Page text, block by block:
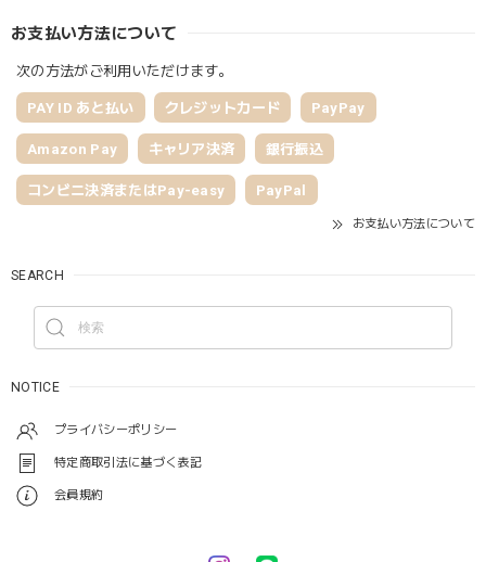
お支払い方法について
次の方法がご利用いただけます。
PAY ID あと払い クレジットカード PayPay
Amazon Pay キャリア決済 銀行振込
コンビニ決済またはPay-easy PayPal
お支払い方法について
SEARCH
NOTICE
プライバシーポリシー
特定商取引法に基づく表記
会員規約